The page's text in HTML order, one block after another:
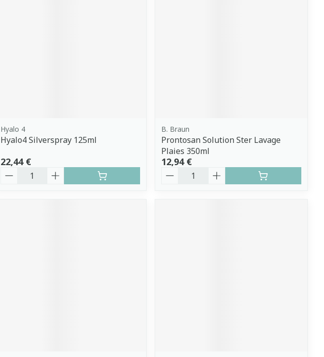
Hyalo 4
Hyalo4 Silverspray 125ml
22,44 €
Quantité
B. Braun
Prontosan Solution Ster Lavage
Plaies 350ml
12,94 €
Quantité